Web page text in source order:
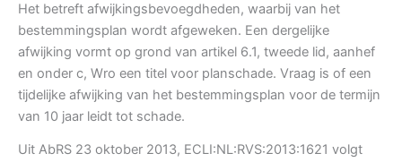
Het betreft afwijkingsbevoegdheden, waarbij van het
bestemmingsplan wordt afgeweken. Een dergelijke
afwijking vormt op grond van artikel 6.1, tweede lid, aanhef
en onder c, Wro een titel voor planschade. Vraag is of een
tijdelijke afwijking van het bestemmingsplan voor de termijn
van 10 jaar leidt tot schade.
Uit AbRS 23 oktober 2013, ECLI:NL:RVS:2013:1621 volgt